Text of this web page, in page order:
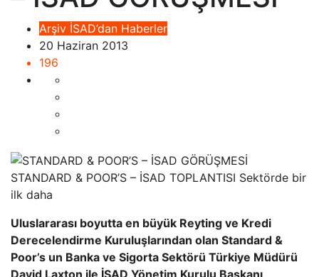
Arşiv İSAD’dan Haberler
20 Haziran 2013
196
STANDARD & POOR’S – İSAD TOPLANTISI Sektörde bir
ilk daha
Uluslararası boyutta en büyük Reyting ve Kredi
Derecelendirme Kuruluşlarından olan Standard &
Poor’s un Banka ve Sigorta Sektörü Türkiye Müdürü
David Laxton ile İSAD Yönetim Kurulu Başkanı